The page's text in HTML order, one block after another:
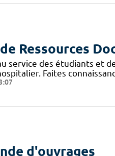
Ressources
service des étudiants et
Faites
d'ouvrages